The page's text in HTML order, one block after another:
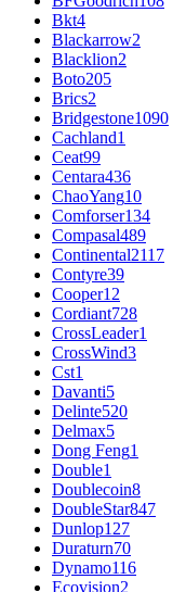
Bkt4
Blackarrow2
Blacklion2
Boto205
Brics2
Bridgestone1090
Cachland1
Ceat99
Centara436
ChaoYang10
Comforser134
Compasal489
Continental2117
Contyre39
Cooper12
Cordiant728
CrossLeader1
CrossWind3
Cst1
Davanti5
Delinte520
Delmax5
Dong Feng1
Double1
Doublecoin8
DoubleStar847
Dunlop127
Duraturn70
Dynamo116
Ecovision2